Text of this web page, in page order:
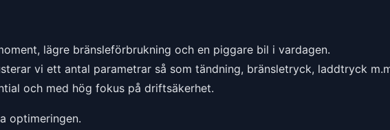
lägre bränsleförbrukning och en piggare bil i vardagen.
vi ett antal parametrar så som tändning, bränsletryck, laddtryck
och med hög fokus på driftsäkerhet.
optimeringen.